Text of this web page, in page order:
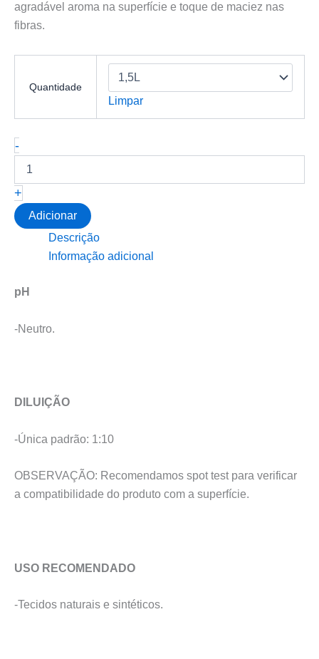
agradável aroma na superfície e toque de maciez nas
fibras.
Quantidade
Limpar
-
de
VONIXX-
Sanitizante
-
Sistema
VSC
+
Adicionar
Descrição
Informação adicional
pH
-Neutro.
DILUIÇÃO
-Única padrão: 1:10
OBSERVAÇÃO: Recomendamos spot test para verificar
a compatibilidade do produto com a superfície.
USO RECOMENDADO
-Tecidos naturais e sintéticos.